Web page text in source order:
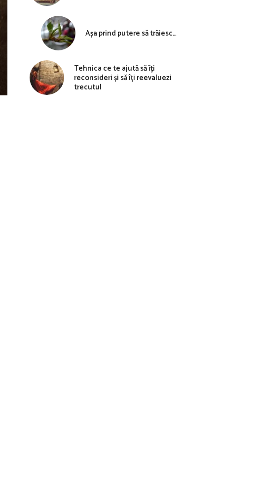
Așa prind putere să trăiesc…
Tehnica ce te ajută să îți
reconsideri și să îți reevaluezi
trecutul